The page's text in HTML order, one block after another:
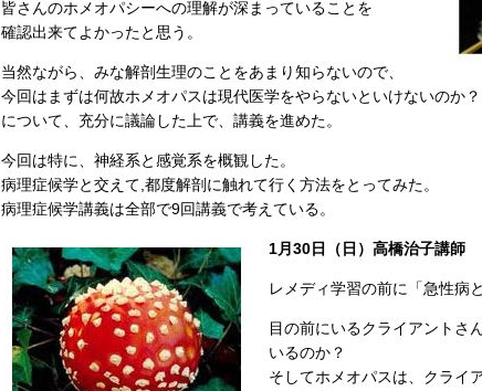
皆さんのホメオパシーへの理解が深まっていることを
確認出来てよかったと思う。
当然ながら、みな解剖生理のことをあまり知らないので、
今回はまずは何故ホメオパスは現代医学をやらないといけないのか？
について、充分に議論した上で、講義を進めた。
今回は特に、神経系と感覚系を概観した。
病理症候学と交えて,都度解剖に触れて行く方法をとってみた。
病理症候学講義は全部で9回講義で考えている。
1月30日（日）高橋治子講師
レメディ学習の前に「急性病
目の前にいるクライアントさ
いるのか？
そしてホメオパスは、クライ